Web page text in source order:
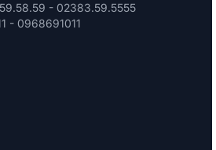
- 02383.59.5555
- 0968691011